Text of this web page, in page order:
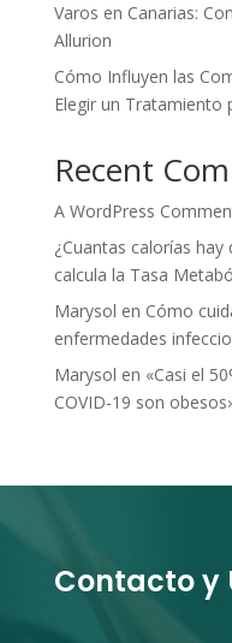
Varos en Canarias:
Allurion
Cómo Influyen las
Elegir un Tratamiento
Recent
A WordPress
¿Cuantas calorías hay
calcula la Tasa
Marysol en Cómo
enfermedades
Marysol en «Casi el
COVID-19 son
Contacto y